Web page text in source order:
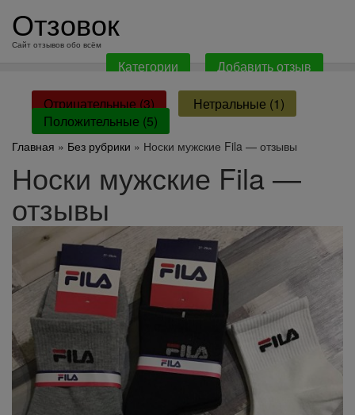
содержанию
Отзовок
Сайт отзывов обо всём
Категории Добавить отзыв
Отрицательные (3)
Нетральные (1)
Положительные (5)
Главная » Без рубрики » Носки мужские Fila — отзывы
Носки мужские Fila —
отзывы